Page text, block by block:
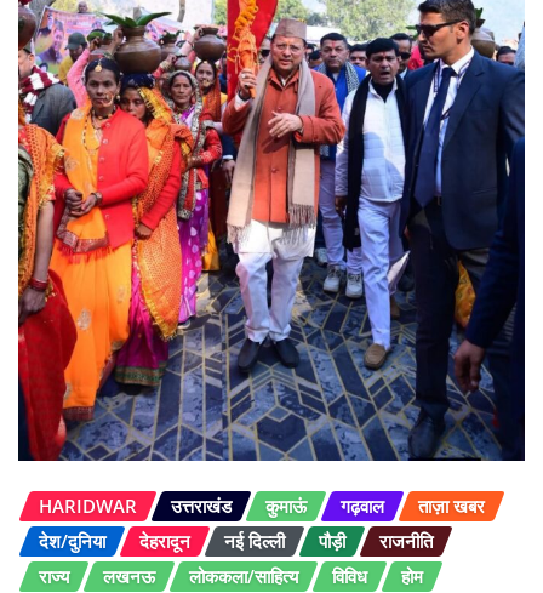
HARIDWAR उत्तराखंड कुमाऊं गढ़वाल
ताज़ा खबर
देश/दुनिया
देहरादून नई दिल्ली पौड़ी
राजनीति
राज्य
लखनऊ लोककला/साहित्य विविध होम